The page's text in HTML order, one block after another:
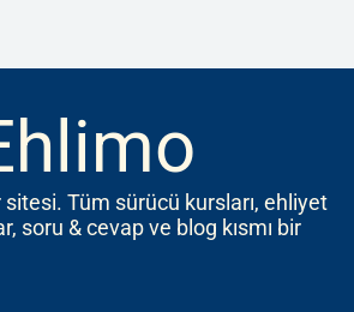
Tüm sürücü kursları, ehliyet
soru & cevap ve blog kısmı bir